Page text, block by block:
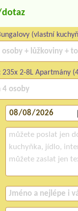
dotaz
(vlastní
235x 2-8L Apartmány